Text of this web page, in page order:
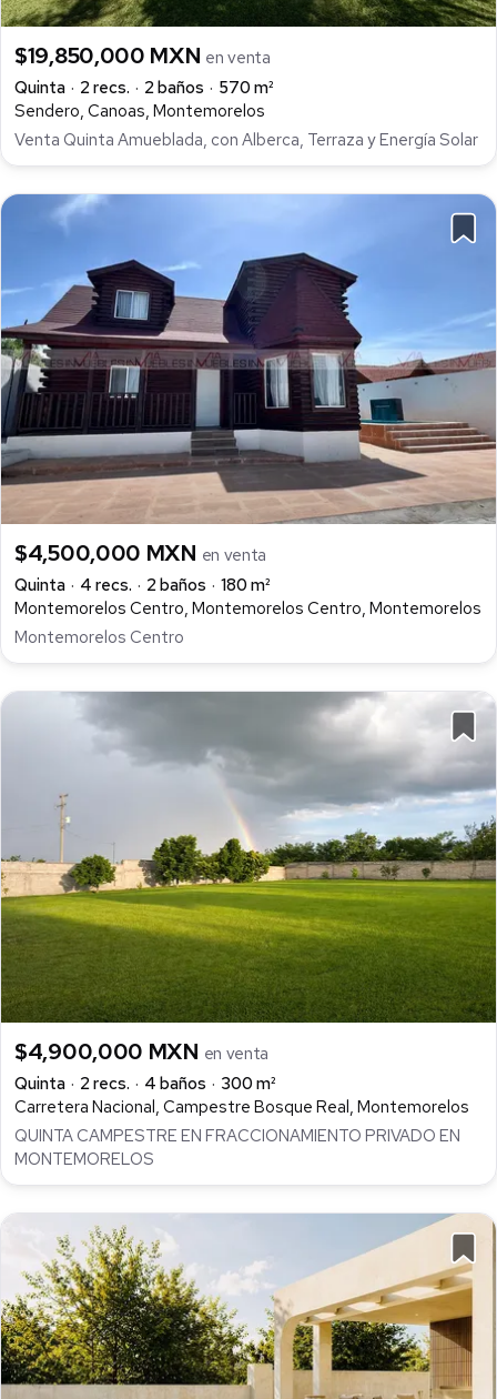
$19,850,000 MXN en venta
Quinta
2 recs. 2 baños
570 m²
Sendero, Canoas, Montemorelos
Venta Quinta Amueblada, con Alberca, Terraza y Energía Solar
$4,500,000 MXN en venta
Quinta
4 recs. 2 baños
180 m²
Montemorelos Centro, Montemorelos Centro, Montemorelos
Montemorelos Centro
$4,900,000 MXN en venta
Quinta
2 recs. 4 baños
300 m²
Carretera Nacional, Campestre Bosque Real, Montemorelos
QUINTA CAMPESTRE EN FRACCIONAMIENTO PRIVADO EN
MONTEMORELOS